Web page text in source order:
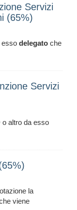
Servizi
(65%)
esso delegato che
Servizi
altro da esso
la
viene